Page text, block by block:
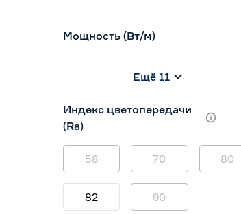
Мощность (Вт/м)
5 7
Ещё 11
Индекс цветопередачи
(Ra)
58 70 80
82 90